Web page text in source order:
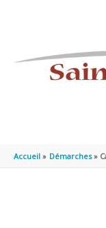
Accueil Démarches